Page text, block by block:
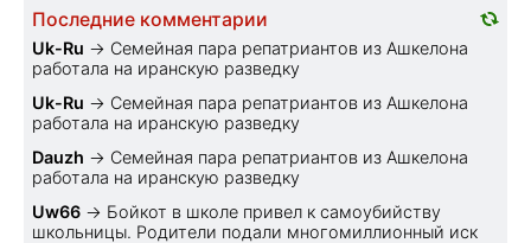
Последние комментарии
Uk-Ru → Семейная пара репатриантов из Ашкелона
работала на иранскую разведку
Uk-Ru → Семейная пара репатриантов из Ашкелона
работала на иранскую разведку
Dauzh → Семейная пара репатриантов из Ашкелона
работала на иранскую разведку
Uw66 → Бойкот в школе привел к самоубийству
школьницы. Родители подали многомиллионный иск